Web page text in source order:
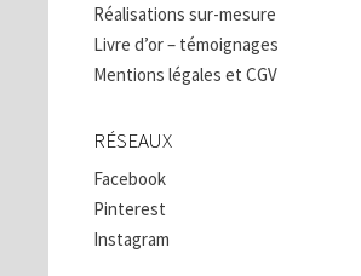
Réalisations sur-mesure
Livre d’or – témoignages
Mentions légales et CGV
RÉSEAUX
Facebook
Pinterest
Instagram